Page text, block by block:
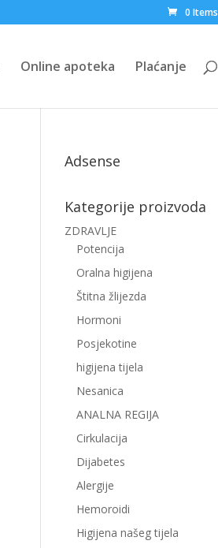
0 Items
Online apoteka Plaćanje
Adsense
Kategorije proizvoda
ZDRAVLJE
Potencija
Oralna higijena
Štitna žlijezda
Hormoni
Posjekotine
higijena tijela
Nesanica
ANALNA REGIJA
Cirkulacija
Dijabetes
Alergije
Hemoroidi
Higijena našeg tijela